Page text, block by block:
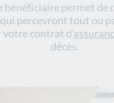
bénéficiaire permet de
percevront tout ou
contrat d’
décès.